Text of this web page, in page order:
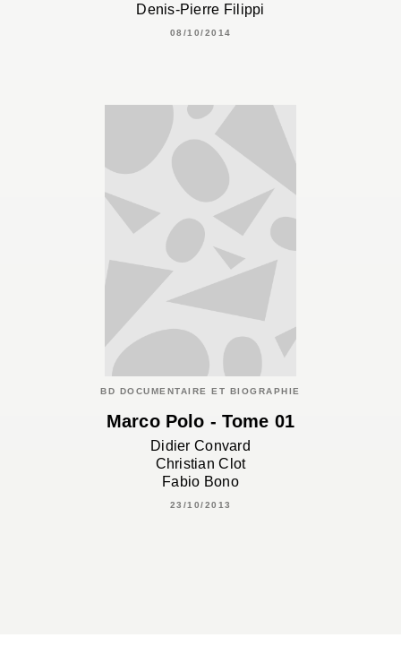
Denis-Pierre Filippi
08/10/2014
BD DOCUMENTAIRE ET BIOGRAPHIE
Marco Polo - Tome 01
Didier Convard
Christian Clot
Fabio Bono
23/10/2013